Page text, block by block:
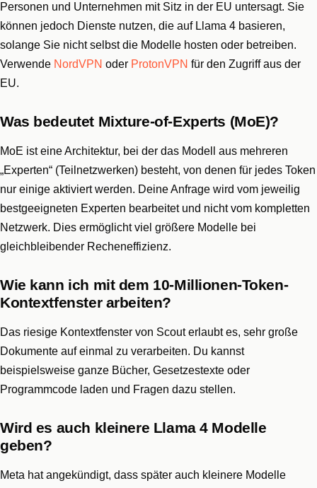
Personen und Unternehmen mit Sitz in der EU untersagt. Sie
können jedoch Dienste nutzen, die auf Llama 4 basieren,
solange Sie nicht selbst die Modelle hosten oder betreiben.
Verwende NordVPN oder ProtonVPN für den Zugriff aus der
EU.
Was bedeutet Mixture-of-Experts (MoE)?
MoE ist eine Architektur, bei der das Modell aus mehreren
„Experten“ (Teilnetzwerken) besteht, von denen für jedes Token
nur einige aktiviert werden. Deine Anfrage wird vom jeweilig
bestgeeigneten Experten bearbeitet und nicht vom kompletten
Netzwerk. Dies ermöglicht viel größere Modelle bei
gleichbleibender Recheneffizienz.
Wie kann ich mit dem 10-Millionen-Token-
Kontextfenster arbeiten?
Das riesige Kontextfenster von Scout erlaubt es, sehr große
Dokumente auf einmal zu verarbeiten. Du kannst
beispielsweise ganze Bücher, Gesetzestexte oder
Programmcode laden und Fragen dazu stellen.
Wird es auch kleinere Llama 4 Modelle
geben?
Meta hat angekündigt, dass später auch kleinere Modelle